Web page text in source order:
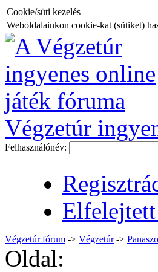
Cookie/süti kezelés
Weboldalainkon cookie-kat (sütiket)
Végzetúr
Felhasználónév:
Végzetúr fórum -> Végzetúr->
Oldal: